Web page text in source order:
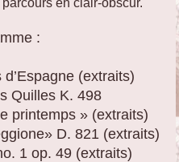
en clair-obscur.
:
(extraits)
Quilles K. 498
printemps » (extraits)
D. 821 (extraits)
1 op. 49 (extraits)